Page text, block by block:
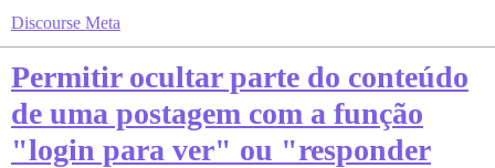
Discourse Meta
Permitir ocultar parte do conteúdo
de uma postagem com a função
"login para ver" ou "responder